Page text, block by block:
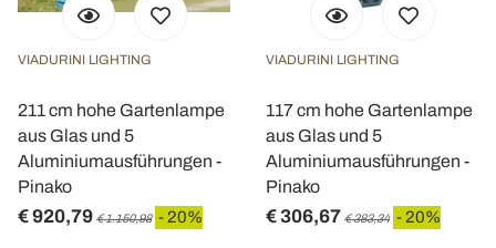
VIADURINI LIGHTING
211 cm hohe Gartenlampe
aus Glas und 5
Aluminiumausführungen -
Pinako
€ 920,79 € 1.150,98 - 20%
VIADURINI LIGHTING
117 cm hohe Gartenlampe
aus Glas und 5
Aluminiumausführungen -
Pinako
€ 306,67 € 383,34 - 20%